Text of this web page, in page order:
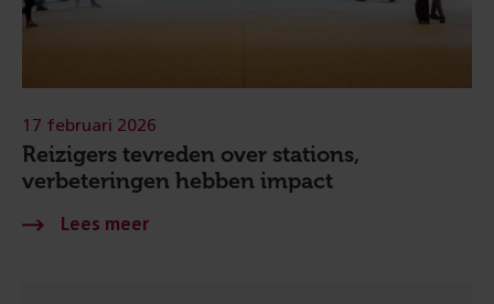
Reizigers tevreden over stations,
verbeteringen hebben impact
17 februari 2026